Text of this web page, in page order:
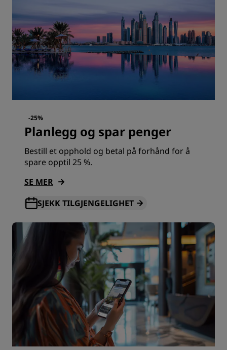
-25%
Planlegg og spar penger
Bestill et opphold og betal på forhånd for å
spare opptil 25 %.
SE MER
SJEKK TILGJENGELIGHET